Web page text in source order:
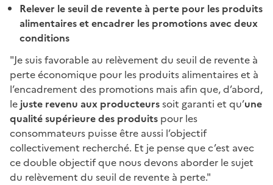
Relever le seuil de revente à perte pour les produits
alimentaires et encadrer les promotions avec deux
conditions
"Je suis favorable au relèvement du seuil de revente à
perte économique pour les produits alimentaires et à
l’encadrement des promotions mais afin que, d’abord,
le juste revenu aux producteurssoit garanti et qu’une
qualité supérieure des produits pour les
consommateurs puisse être aussi l’objectif
collectivement recherché. Et je pense que c’est avec
ce double objectif que nous devons aborder le sujet
du relèvement du seuil de revente à perte."